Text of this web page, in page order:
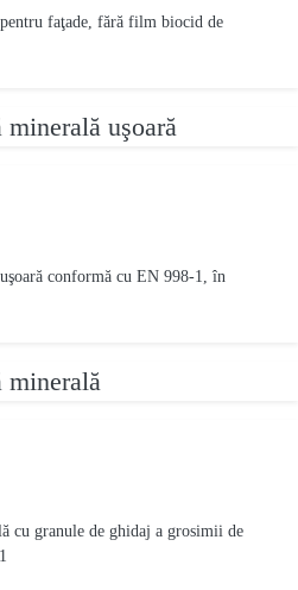
faţade, fără film biocid de
uşoară
conformă cu EN 998-1, în
minerală
cu granule de ghidaj a grosimii de